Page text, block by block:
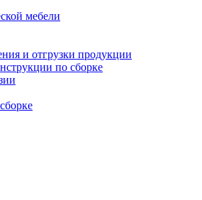
мебели
и отгрузки продукции
по сборке